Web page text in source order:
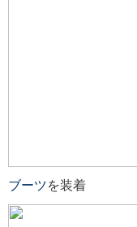
ブーツを装着